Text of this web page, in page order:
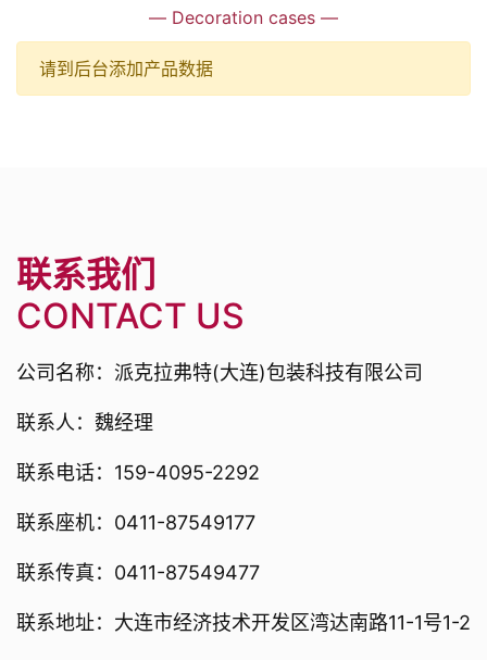
新闻中心
— Decoration cases —
请到后台添加产品数据
联系我们
CONTACT US
公司名称：派克拉弗特(大连)包装科技有限公司
联系人：魏经理
联系电话：159-4095-2292
联系座机：0411-87549177
联系传真：0411-87549477
联系地址：大连市经济技术开发区湾达南路11-1号1-2